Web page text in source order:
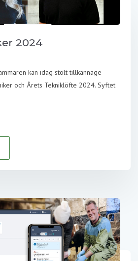
2024
kan idag stolt tillkännage
och Årets Tekniklöfte 2024. Syftet